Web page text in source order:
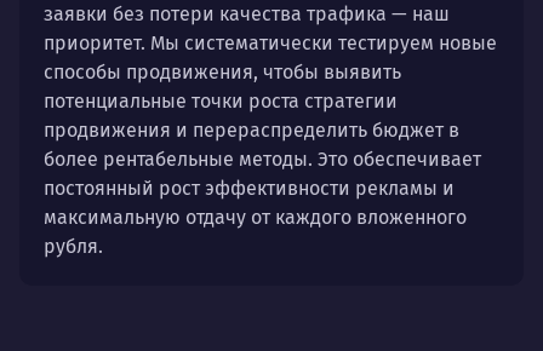
заявки без потери качества трафика — наш
приоритет. Мы систематически тестируем новые
способы продвижения, чтобы выявить
потенциальные точки роста стратегии
продвижения и перераспределить бюджет в
более рентабельные методы. Это обеспечивает
постоянный рост эффективности рекламы и
максимальную отдачу от каждого вложенного
рубля.